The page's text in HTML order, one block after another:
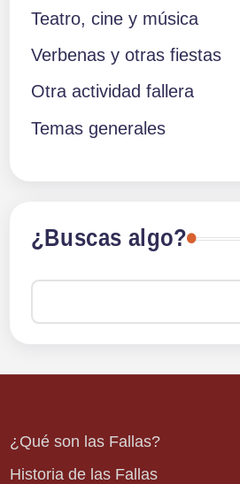
Teatro, cine y música
Verbenas y otras fiestas
Otra actividad fallera
Temas generales
¿Buscas algo?
¿Qué son las Fallas?
Historia de las Fallas